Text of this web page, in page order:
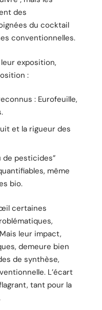
des
du cocktail
conventionnelles.
exposition,
:
: Eurofeuille,
et la rigueur des
de pesticides”
même
bio.
certaines
leur impact,
demeure bien
de synthèse,
L’écart
tant pour la